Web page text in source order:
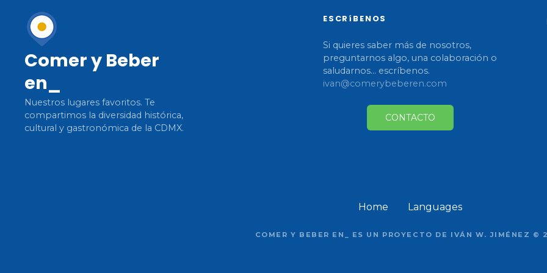
ó
n
d
e
e
Comer y Beber
en_
Nuestros lugares favoritos. Te
compartimos la diversidad histórica,
cultural y gastronómica de la CDMX.
ESCRíBENOS
Si quieres saber más de nosotros,
preguntarnos algo, una colaboración o
saludarnos... escríbenos.
ivan@comerybeberen.com
CONTACTO
Home Languages
COMER Y BEBER EN_ ES UN PROYECTO DE IVÁN W. JIMÉNEZ ©